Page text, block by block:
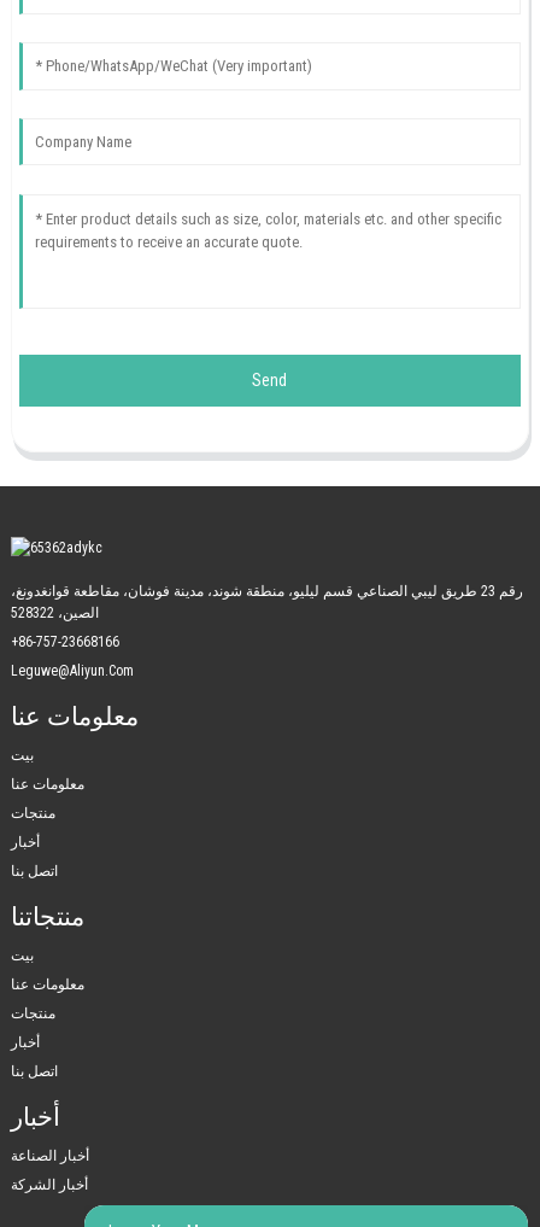
Send
رقم 23 طريق ليبي الصناعي قسم ليليو، منطقة شوند، مدينة فوشان، مقاطعة قوانغدونغ،
الصين، 528322
+86-757-23668166
Leguwe@aliyun.com
معلومات عنا
بيت
معلومات عنا
منتجات
أخبار
اتصل بنا
منتجاتنا
بيت
معلومات عنا
منتجات
أخبار
اتصل بنا
أخبار
أخبار الصناعة
أخبار الشركة